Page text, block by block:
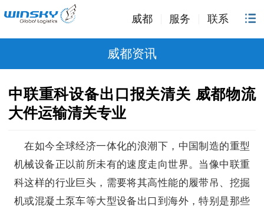
威都 服务 联系
威都资讯
中联重科设备出口报关清关 威都物流
大件运输清关专业
在如今全球经济一体化的浪潮下，中国制造的重型
机械设备正以前所未有的速度走向世界。当像中联重
科这样的行业巨头，需要将其高性能的履带吊、挖掘
机或混凝土泵车等大型设备出口到海外，特别是那些